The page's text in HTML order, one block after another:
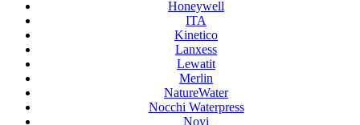
Honeywell
ITA
Kinetico
Lanxess
Lewatit
Merlin
NatureWater
Nocchi Waterpress
Noyi